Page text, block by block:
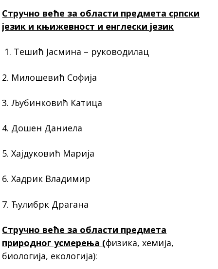
Стручно веће за области предмета српски
језик и књижевност и енглески језик
1. Тешић Јасмина – руководилац
2. Милошевић Софија
3. Љубинковић Катица
4. Дошен Даниела
5. Хајдуковић Марија
6. Хадрик Владимир
7. Ћулибрк Драгана
Стручно веће за области предмета
природног усмерења (физика, хемија,
биологија, екологија):